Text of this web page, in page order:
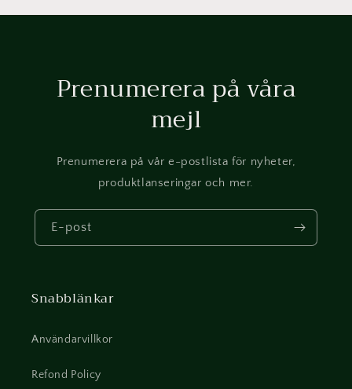
Prenumerera på våra
mejl
Prenumerera på vår e-postlista för nyheter,
produktlanseringar och mer.
E-post
Snabblänkar
Användarvillkor
Refond Policy